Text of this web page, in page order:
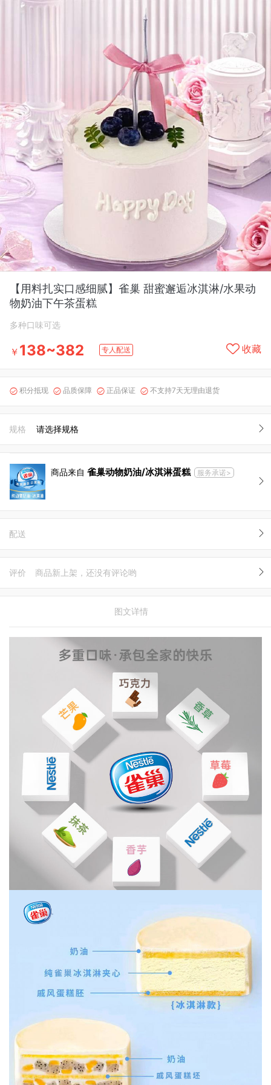
【用料扎实口感细腻】雀巢 甜蜜邂逅冰淇淋/水果动
物奶油下午茶蛋糕
多种口味可选
￥ 138~382 专人配送 收藏
 积分抵现  品质保障  正品保证  不支持7天无理由退货
规格 请选择规格
商品来自 雀巢动物奶油/冰淇淋蛋糕 服务承诺>
配送
评价 商品新上架，还没有评论哟
图文详情